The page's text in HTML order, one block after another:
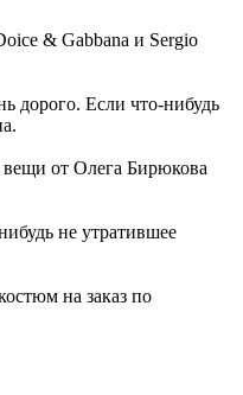
& Gabbana и Sergio
дорого. Если что-нибудь
от Олега Бирюкова
не утратившее
на заказ по